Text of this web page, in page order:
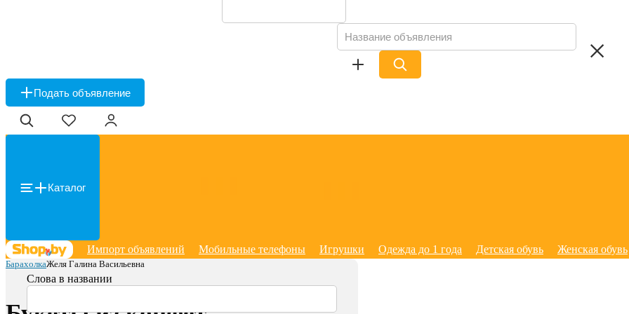
Подать объявление
Каталог
Импорт объявлений Мобильные телефоны Игрушки Одежда до 1 года Детская обувь Женская обувь
БарахолкаЖеля Галина Васильевна
Слова в названии